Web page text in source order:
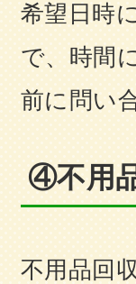
希望日時
で、時間
前に問い
④不用
不用品回